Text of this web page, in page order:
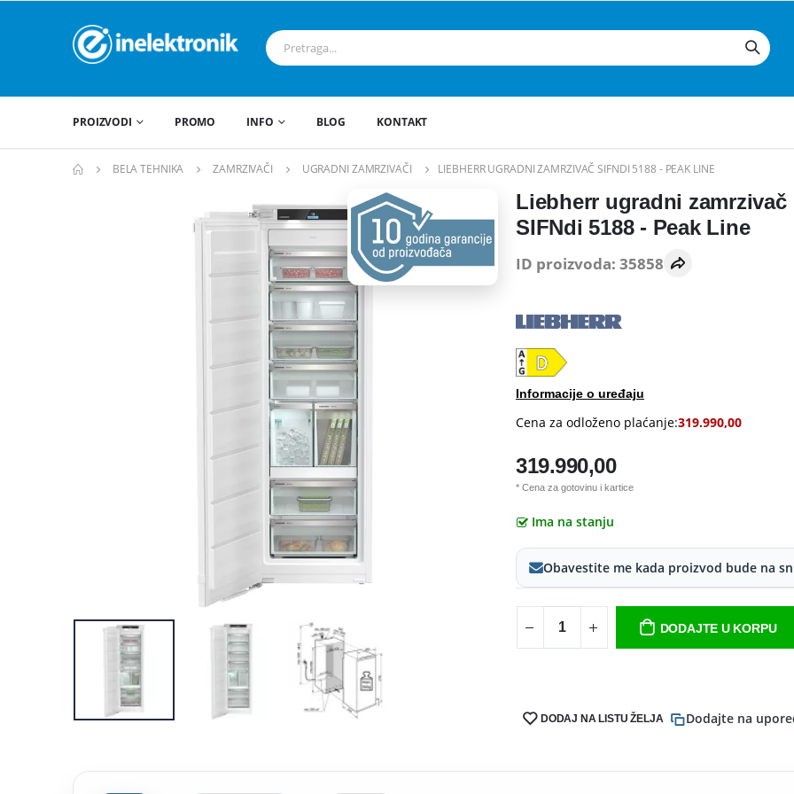
PROIZVODI PROMO INFO BLOG KONTAKT
BELA TEHNIKA ZAMRZIVAČI UGRADNI ZAMRZIVAČI LIEBHERR UGRADNI ZAMRZIVAČ SIFNDI 5188 - PEAK LINE
Liebherr ugradni zamrzivač
SIFNdi 5188 - Peak Line
ID proizvoda: 35858
Informacije o uređaju
Cena za odloženo plaćanje:319.990,00
319.990,00
* Cena za gotovinu i kartice
Ima na stanju
Obavestite me kada proizvod bude na
DODAJTE U KORPU
DODAJ NA LISTU ŽELJA Dodajte na